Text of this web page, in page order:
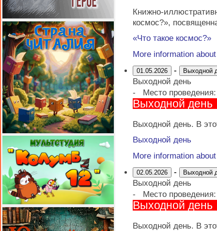
Книжно-
космос?»,
«Что такое космос?»
More information
01.05.2026 - Выходной
Выходной день
-
Место
Выходной день
Выходной день. В
Выходной день
More information
02.05.2026 - Выходной
Выходной день
-
Место
Выходной день
Выходной день. В